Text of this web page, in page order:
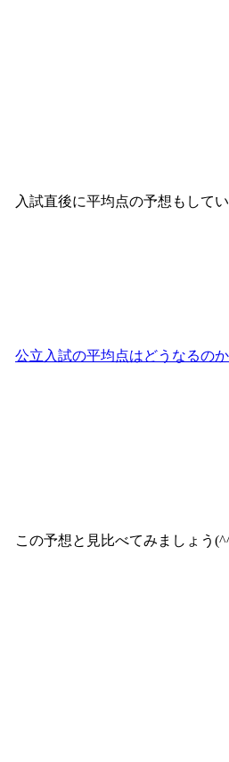
入試直後に平均点の予想もしてい
公立入試の平均点はどうなるの
この予想と見比べてみましょう